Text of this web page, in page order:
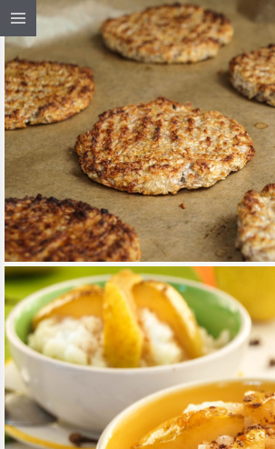
EGÉSZSÉGKEKSZ 2 + 2 FÉL
HOZZÁVALÓBÓL
TOVÁBB OLVASOM